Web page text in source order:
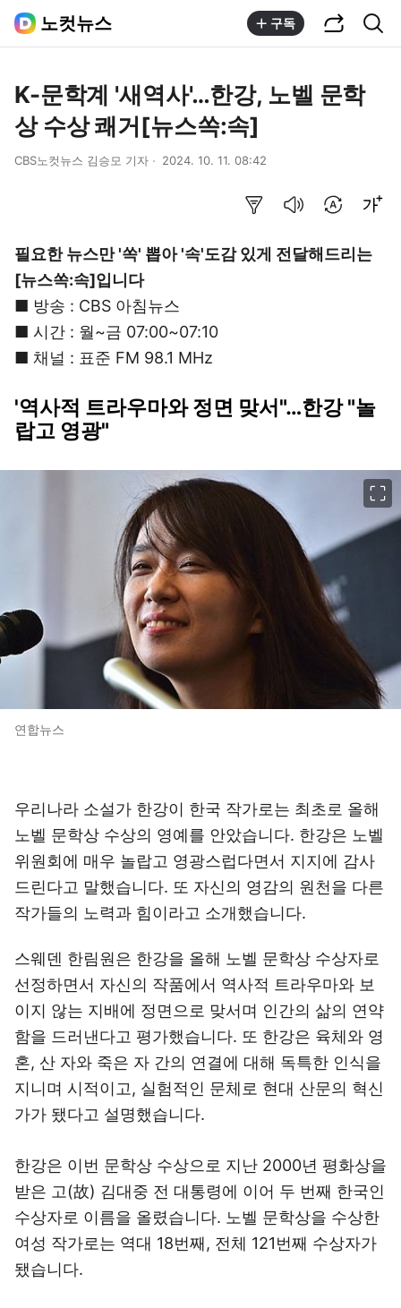
노컷뉴스 구독
K-문학계 '새역사'…한강, 노벨 문학
상 수상 쾌거[뉴스쏙:속]
CBS노컷뉴스 김승모 기자 2024. 10. 11. 08:42
필요한 뉴스만 '쏙' 뽑아 '속'도감 있게 전달해드리는
[뉴스쏙:속]입니다
■ 방송 : CBS 아침뉴스
■ 시간 : 월~금 07:00~07:10
■ 채널 : 표준 FM 98.1 MHz
'역사적 트라우마와 정면 맞서"…한강 "놀
랍고 영광"
연합뉴스
우리나라 소설가 한강이 한국 작가로는 최초로 올해
노벨 문학상 수상의 영예를 안았습니다. 한강은 노벨
위원회에 매우 놀랍고 영광스럽다면서 지지에 감사
드린다고 말했습니다. 또 자신의 영감의 원천을 다른
작가들의 노력과 힘이라고 소개했습니다.
스웨덴 한림원은 한강을 올해 노벨 문학상 수상자로
선정하면서 자신의 작품에서 역사적 트라우마와 보
이지 않는 지배에 정면으로 맞서며 인간의 삶의 연약
함을 드러낸다고 평가했습니다. 또 한강은 육체와 영
혼, 산 자와 죽은 자 간의 연결에 대해 독특한 인식을
지니며 시적이고, 실험적인 문체로 현대 산문의 혁신
가가 됐다고 설명했습니다.
한강은 이번 문학상 수상으로 지난 2000년 평화상을
받은 고(故) 김대중 전 대통령에 이어 두 번째 한국인
수상자로 이름을 올렸습니다. 노벨 문학상을 수상한
여성 작가로는 역대 18번째, 전체 121번째 수상자가
됐습니다.